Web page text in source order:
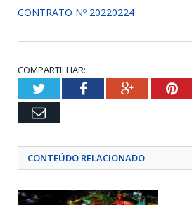
CONTRATO Nº 20220224
COMPARTILHAR:
TwitterFacebookGoogle+
Email
CONTEÚDO RELACIONADO